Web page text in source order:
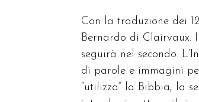
Con la traduzione dei
Bernardo di Clairvaux.
seguirà nel secondo.
di parole e immagini
“utilizza” la Bibbia; la